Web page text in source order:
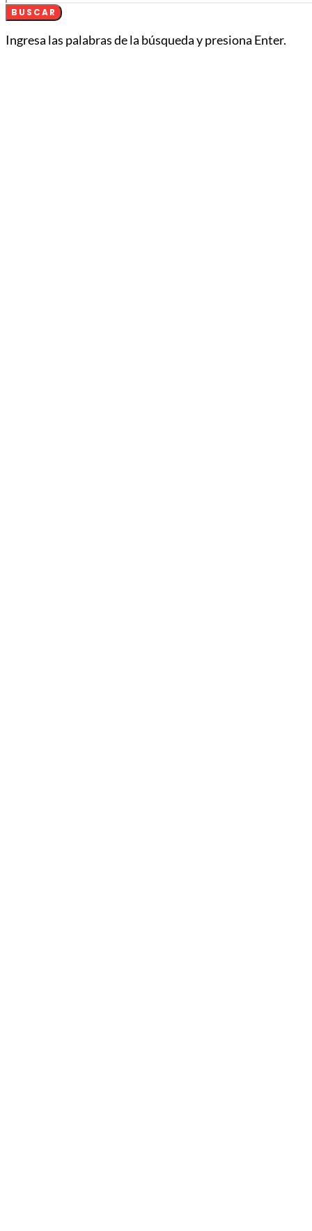
BUSCAR
Ingresa las palabras de la búsqueda y presiona Enter.